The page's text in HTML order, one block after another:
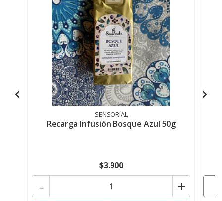
SENSORIAL
Recarga Infusión Bosque Azul 50g
$3.900
+
-